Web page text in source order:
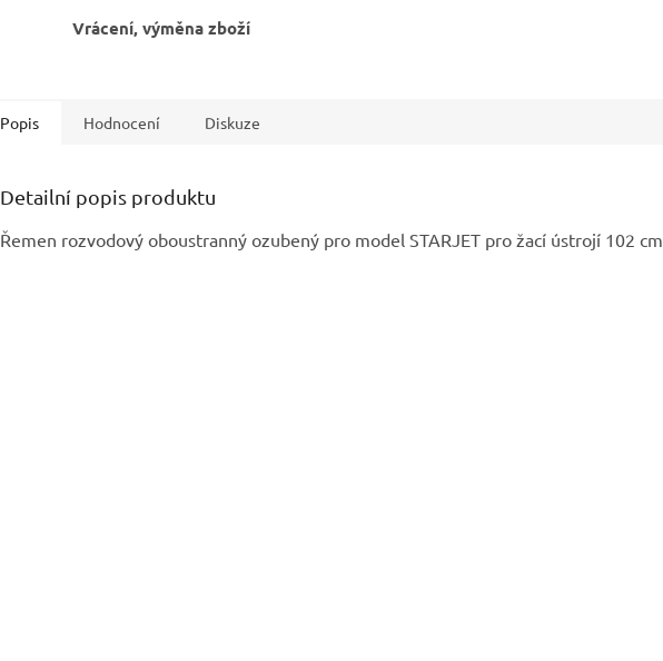
Vrácení, výměna zboží
Popis Hodnocení Diskuze
Detailní popis produktu
Řemen rozvodový oboustranný ozubený pro model STARJET pro žací ústrojí 102 cm